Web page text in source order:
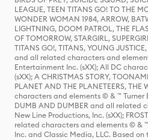
LEAGUE, TEEN TITANS GO! TO THE
WONDER WOMAN 1984, ARROW,
LIGHTNING, DOOM PATROL, THE
OF TOMORROW, STARGIRL,
TITANS GO!, TITANS, YOUNG
and all related characters and
Entertainment Inc. (sXX); All DC
(sXX); A CHRISTMAS STORY,
PLANET AND THE PLANETEERS,
characters and elements © & ™ Turner
DUMB AND DUMBER and all related
New Line Productions, Inc. (sXX);
related characters and elements © &
Inc. and Classic Media, LLC. Based